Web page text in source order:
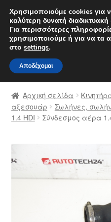
ΑΠΟΣΤΟΛΗ
Δευτέρα-Παρ. 9 π.μ.
Απευθείας
μετάβαση
στην
πλοήγηση
Μετάβαση
σε
περιεχόμενο
Αρχική
Διαδικασία Παραπόνων
Καροτσάκι
Μεταφορά
Ο λογαριασμός μου
Αρχική σελίδα
αξεσουάρ
Σωλήνες,
1.4 HDI
Σύνδεσμος αέρα
Χρησιμοποιούμε cookies
καλύτερη δυνατή διαδικτυακή
Για περισσότερες
χρησιμοποιούμε ή για να τα
στο settings.
Αποδέχομαι